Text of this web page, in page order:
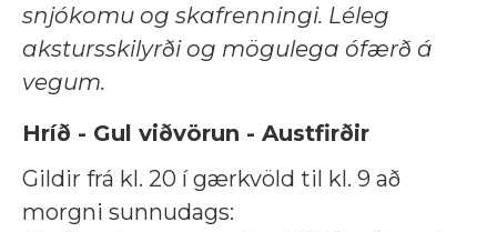
snjókomu og skafrenningi. Léleg
akstursskilyrði og mögulega ófærð á
vegum.
Hríð - Gul viðvörun - Austfirðir
Gildir frá kl. 20 í gærkvöld til kl. 9 að
morgni sunnudags: